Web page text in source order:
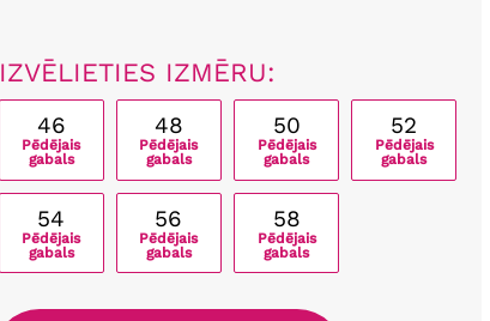
IZVĒLIETIES IZMĒRU:
46
Pēdējais
gabals
48
Pēdējais
gabals
50
Pēdējais
gabals
52
Pēdējais
gabals
54
Pēdējais
gabals
56
Pēdējais
gabals
58
Pēdējais
gabals